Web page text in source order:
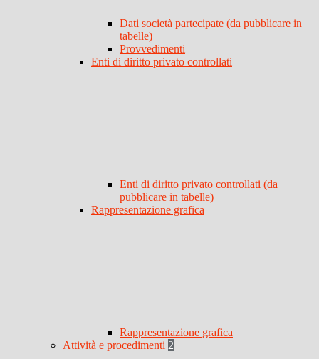
Dati società partecipate (da pubblicare in
tabelle)
Provvedimenti
Enti di diritto privato controllati
Enti di diritto privato controllati (da
pubblicare in tabelle)
Rappresentazione grafica
Rappresentazione grafica
Attività e procedimenti 2